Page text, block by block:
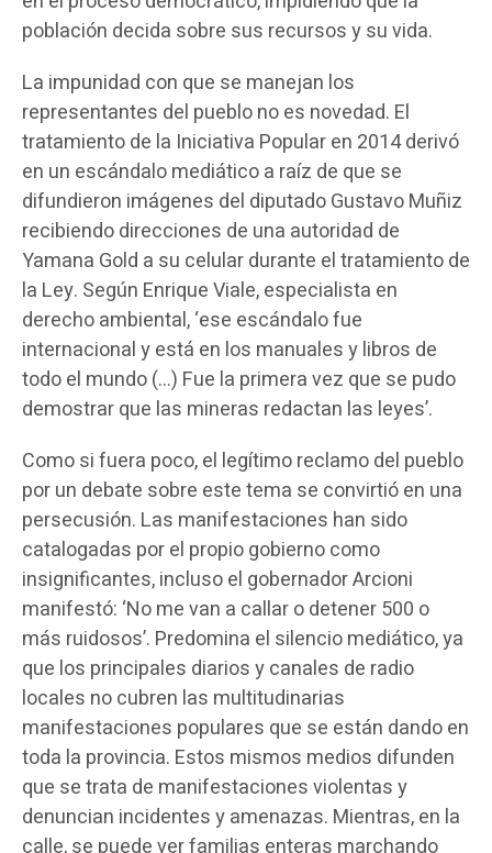
población decida sobre sus recursos y su vida.
La impunidad con que se manejan los
representantes del pueblo no es novedad. El
tratamiento de la Iniciativa Popular en 2014 derivó
en un escándalo mediático a raíz de que se
difundieron imágenes del diputado Gustavo Muñiz
recibiendo direcciones de una autoridad de
Yamana Gold a su celular durante el tratamiento de
la Ley. Según Enrique Viale, especialista en
derecho ambiental, ‘ese escándalo fue
internacional y está en los manuales y libros de
todo el mundo (…) Fue la primera vez que se pudo
demostrar que las mineras redactan las leyes’.
Como si fuera poco, el legítimo reclamo del pueblo
por un debate sobre este tema se convirtió en una
persecusión. Las manifestaciones han sido
catalogadas por el propio gobierno como
insignificantes, incluso el gobernador Arcioni
manifestó: ‘No me van a callar o detener 500 o
más ruidosos’. Predomina el silencio mediático, ya
que los principales diarios y canales de radio
locales no cubren las multitudinarias
manifestaciones populares que se están dando en
toda la provincia. Estos mismos medios difunden
que se trata de manifestaciones violentas y
denuncian incidentes y amenazas. Mientras, en la